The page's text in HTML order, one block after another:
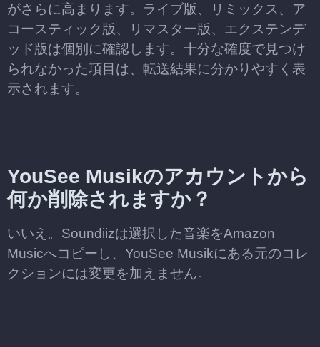
がさらに高まります。ライブ版、リミックス、ア
コースティック版、リマスター版、エクステンデ
ッド版は個別に確認します。十分な確度で見つけ
られなかった項目は、転送結果に分かりやすく表
示されます。
YouSee Musikのアカウントから
何か削除されますか？
いいえ。Soundiizは選択した音楽をAmazon
Musicへコピーし、YouSee Musikにある元のコレ
クションには変更を加えません。